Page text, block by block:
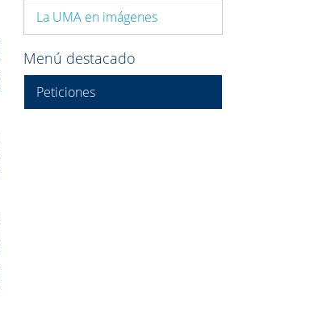
La UMA en imágenes
Menú destacado
Peticiones